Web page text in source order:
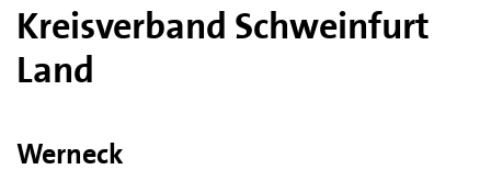
Kreisverband Schweinfurt
Land
Werneck